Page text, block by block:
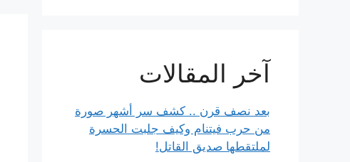
آخر المقالات
بعد نصف قرن .. كشف سر أشهر صورة
من حرب فيتنام وكيف جلبت الحسرة
لملتقطها صديق القاتل!